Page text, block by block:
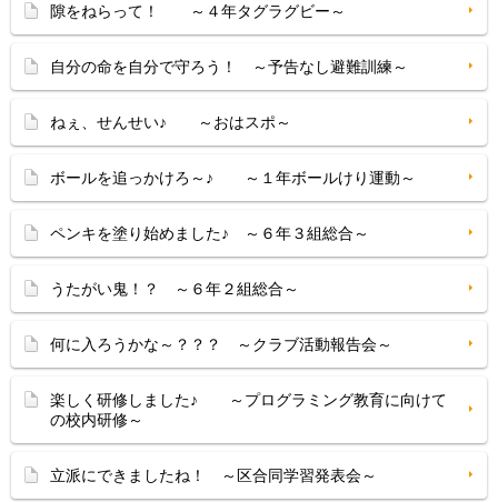
隙をねらって！ ～４年タグラグビー～
自分の命を自分で守ろう！ ～予告なし避難訓練～
ねぇ、せんせい♪ ～おはスポ～
ボールを追っかけろ～♪ ～１年ボールけり運動～
ペンキを塗り始めました♪ ～６年３組総合～
うたがい鬼！？ ～６年２組総合～
何に入ろうかな～？？？ ～クラブ活動報告会～
楽しく研修しました♪ ～プログラミング教育に向けて
の校内研修～
立派にできましたね！ ～区合同学習発表会～